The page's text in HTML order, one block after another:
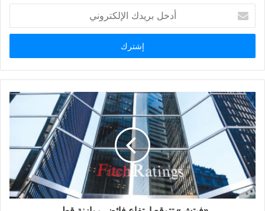
خ
ب
ر
د
ك
ا
ل
إ
ل
ك
ت
ر